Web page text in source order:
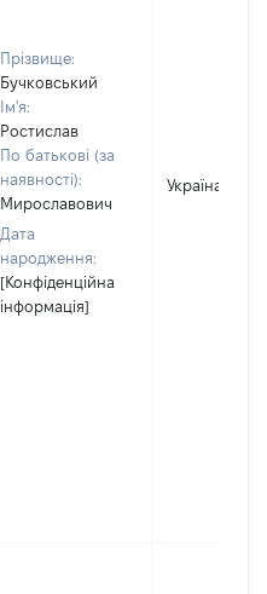
Прізвище:
Бучковський
Ім'я:
Ростислав
По батькові (за
наявності):
Мирославович
Дата
народження:
[Конфіденційна
інформація]
Україна